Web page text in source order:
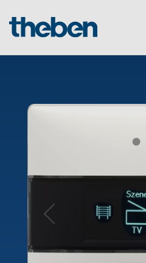
Smart Home
DALI
Närvaro- och
OEM lösningar
Lösningar
DALI-2
KNX-system
Service
Mediacenter
Företag